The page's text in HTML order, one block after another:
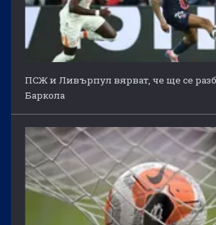
ПСЖ и Ливърпул вярват, че ще се
Баркола